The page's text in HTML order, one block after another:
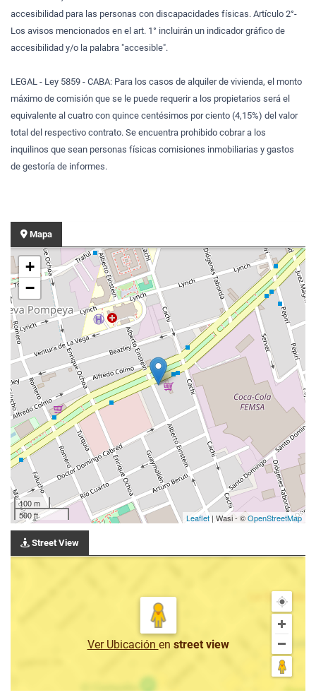
accesibilidad para las personas con discapacidades físicas. Artículo 2°-
Los avisos mencionados en el art. 1° incluirán un indicador gráfico de
accesibilidad y/o la palabra "accesible".
LEGAL - Ley 5859 - CABA: Para los casos de alquiler de vivienda, el monto
máximo de comisión que se le puede requerir a los propietarios será el
equivalente al cuatro con quince centésimos por ciento (4,15%) del valor
total del respectivo contrato. Se encuentra prohibido cobrar a los
inquilinos que sean personas físicas comisiones inmobiliarias y gastos
de gestoría de informes.
Mapa
+
−
100 m
500 ft
Leaflet | Wasi - ©OpenStreetMap
Street View
Ver Ubicación en street view